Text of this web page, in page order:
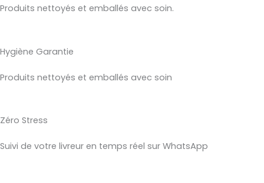
Produits nettoyés et emballés avec soin.
Hygiène Garantie
Produits nettoyés et emballés avec soin
Zéro Stress
Suivi de votre livreur en temps réel sur WhatsApp